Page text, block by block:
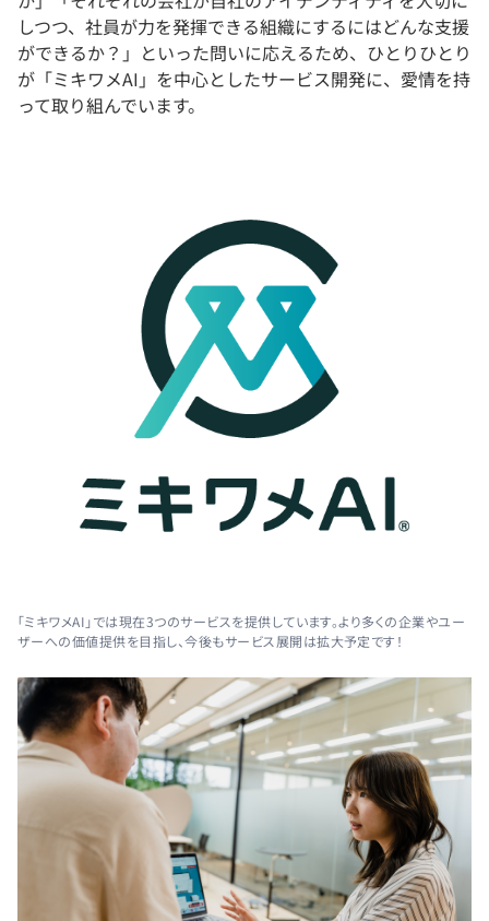
しつつ、社員が力を発揮できる組織にするにはどんな支援
ができるか？」といった問いに応えるため、ひとりひとり
が「ミキワメAI」を中心としたサービス開発に、愛情を持
って取り組んでいます。
「ミキワメAI」では現在3つのサービスを提供しています。より多くの企業やユー
ザーへの価値提供を目指し、今後もサービス展開は拡大予定です！